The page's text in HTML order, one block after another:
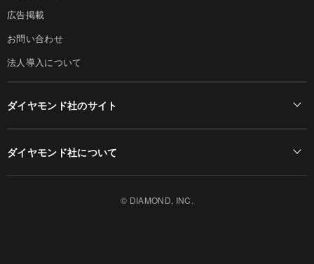
広告掲載
お問い合わせ
法人導入について
ダイヤモンド社のサイト
ダイヤモンド社について
© DIAMOND, INC.